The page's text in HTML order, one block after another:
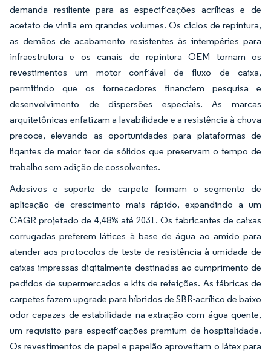
demanda resiliente para as especificações acrílicas e de
acetato de vinila em grandes volumes. Os ciclos de repintura,
as demãos de acabamento resistentes às intempéries para
infraestrutura e os canais de repintura OEM tornam os
revestimentos um motor confiável de fluxo de caixa,
permitindo que os fornecedores financiem pesquisa e
desenvolvimento de dispersões especiais. As marcas
arquitetônicas enfatizam a lavabilidade e a resistência à chuva
precoce, elevando as oportunidades para plataformas de
ligantes de maior teor de sólidos que preservam o tempo de
trabalho sem adição de cossolventes.
Adesivos e suporte de carpete formam o segmento de
aplicação de crescimento mais rápido, expandindo a um
CAGR projetado de 4,48% até 2031. Os fabricantes de caixas
corrugadas preferem látices à base de água ao amido para
atender aos protocolos de teste de resistência à umidade de
caixas impressas digitalmente destinadas ao cumprimento de
pedidos de supermercados e kits de refeições. As fábricas de
carpetes fazem upgrade para híbridos de SBR-acrílico de baixo
odor capazes de estabilidade na extração com água quente,
um requisito para especificações premium de hospitalidade.
Os revestimentos de papel e papelão aproveitam o látex para